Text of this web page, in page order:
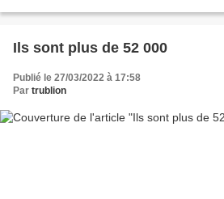
Ils sont plus de 52 000
Publié le 27/03/2022 à 17:58
Par trublion